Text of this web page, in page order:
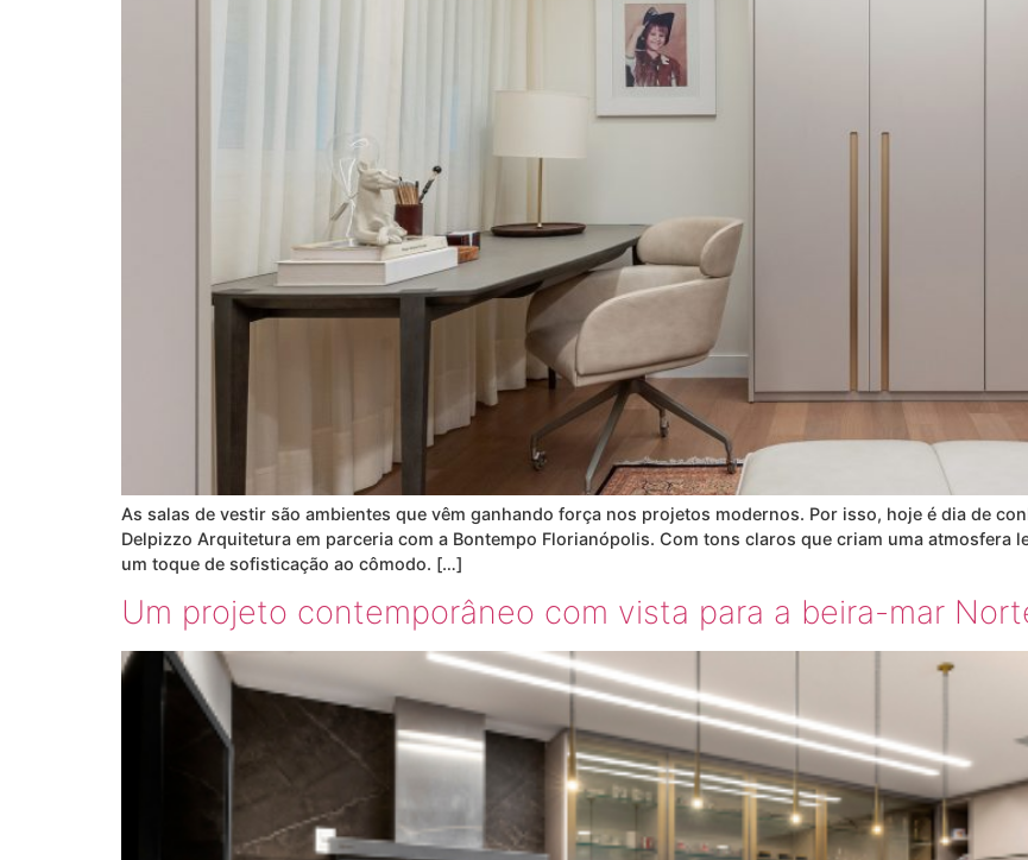
As salas de vestir são ambientes que vêm ganhando força nos projetos modernos. Por isso, hoje é dia de
Delpizzo Arquitetura em parceria com a Bontempo Florianópolis. Com tons claros que criam uma atmosfera
um toque de sofisticação ao cômodo. […]
Um projeto contemporâneo com vista para a beira-mar